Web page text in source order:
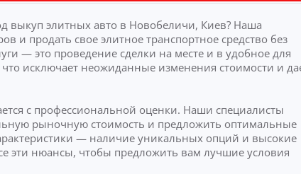
выкуп элитных авто в Новобеличи, Киев? Наша
и продать свое элитное транспортное средство без
— это проведение сделки на месте и в удобное для
исключает неожиданные изменения стоимости и
с профессиональной оценки. Наши специалисты
рыночную стоимость и предложить оптимальные
— наличие уникальных опций и высокие
эти нюансы, чтобы предложить вам лучшие условия